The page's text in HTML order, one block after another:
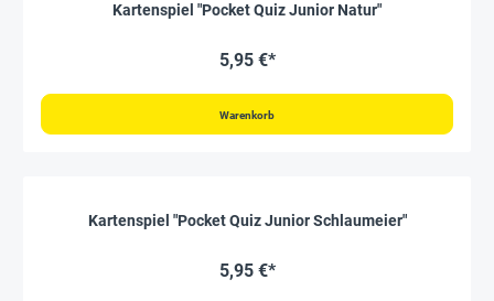
Kartenspiel "Pocket Quiz Junior Natur"
5,95 €*
Warenkorb
Kartenspiel "Pocket Quiz Junior Schlaumeier"
5,95 €*